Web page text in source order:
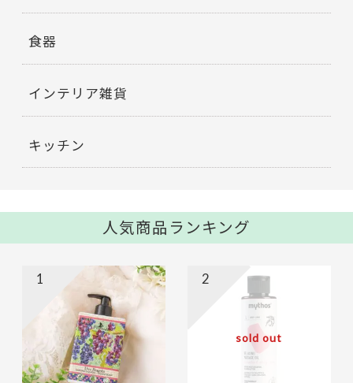
食器
インテリア雑貨
キッチン
人気商品ランキング
1
sold out
2